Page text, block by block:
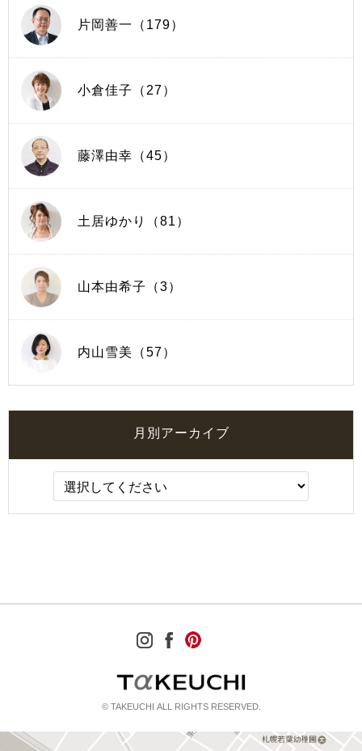
片岡善一（179）
小倉佳子（27）
藤澤由幸（45）
土居ゆかり（81）
山本由希子（3）
内山雪美（57）
月別アーカイブ
© TAKEUCHI ALL RIGHTS RESERVED.